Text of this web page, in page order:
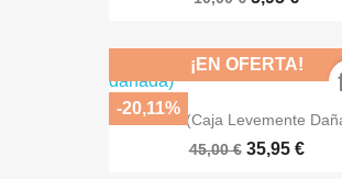
Horrified (caja Levemente
45,00 € 35,95 €
¡EN OFERTA!
-20,11%